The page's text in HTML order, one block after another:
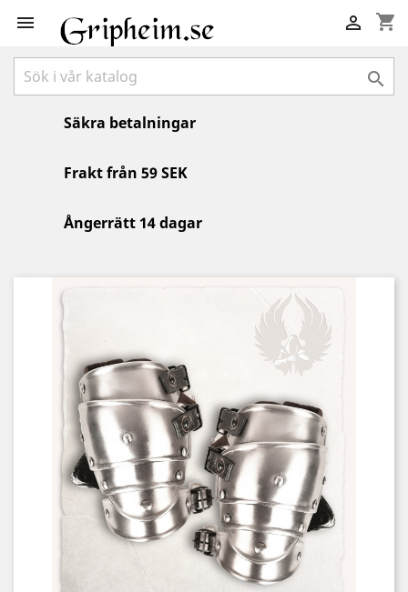
 shopping_cart


Säkra betalningar
Frakt från 59 SEK
Ångerrätt 14 dagar